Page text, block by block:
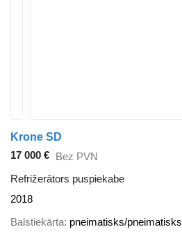
Krone SD
17 000 € Bez PVN
Refrižerātors puspiekabe
2018
Balstiekārta pneimatisks/pneimatisks